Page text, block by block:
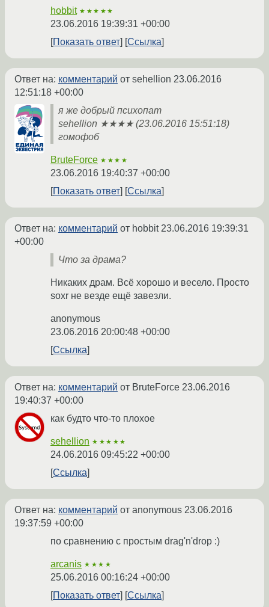
hobbit ★★★★★
23.06.2016 19:39:31 +00:00
Показать ответ
Ссылка
Ответ на: комментарий от sehellion 23.06.2016
12:51:18 +00:00
я же добрый психопат
sehellion ★★★★ (23.06.2016 15:51:18)
гомофоб
BruteForce ★★★★
23.06.2016 19:40:37 +00:00
Показать ответ
Ссылка
Ответ на: комментарий от hobbit23.06.2016 19:39:31
+00:00
Что за драма?
Никаких драм. Всё хорошо и весело. Просто
soxr не везде ещё завезли.
anonymous
23.06.2016 20:00:48 +00:00
Ссылка
Ответ на: комментарий от BruteForce 23.06.2016
19:40:37 +00:00
как будто что-то плохое
sehellion ★★★★★
24.06.2016 09:45:22 +00:00
Ссылка
Ответ на: комментарий от anonymous 23.06.2016
19:37:59 +00:00
по сравнению с простым drag'n'drop :)
arcanis ★★★★
25.06.2016 00:16:24 +00:00
Показать ответ
Ссылка